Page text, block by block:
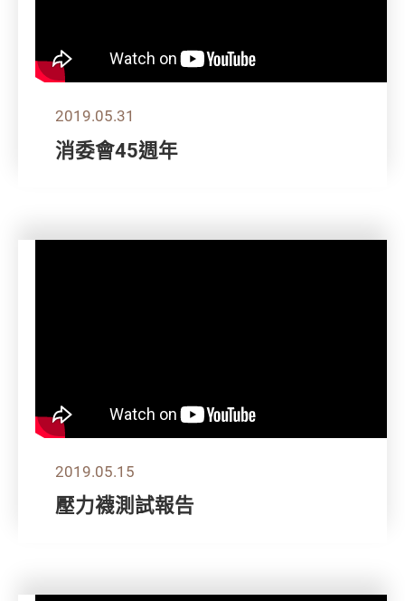
2019.05.31
消委會45週年
2019.05.15
壓力襪測試報告